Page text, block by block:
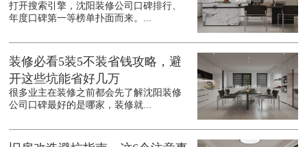
打开搜索引擎，沈阳装修公司口碑排行、
年度口碑第一等榜单扑面而来。...
装修必看5装5不装省钱攻略，避
开这些坑能省好几万
很多业主在装修之前都会先了解沈阳装修
公司口碑最好的是哪家，装修就...